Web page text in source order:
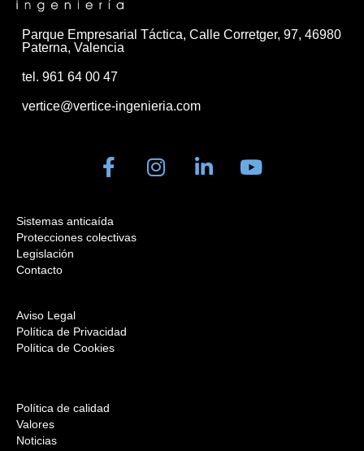
Parque Empresarial Táctica, Calle Corretger, 97, 46980
Paterna, Valencia
tel. 961 64 00 47
vertice@vertice-ingenieria.com
Sistemas anticaída
Protecciones colectivas
Legislación
Contacto
Aviso Legal
Política de Privacidad
Política de Cookies
Política de calidad
Valores
Noticias